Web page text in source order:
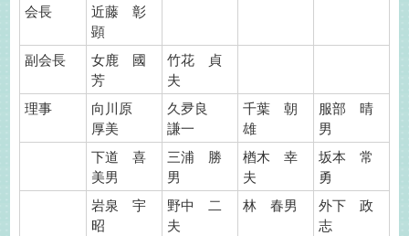
会長
近藤 彰
顕
副会長
女鹿 國
芳
竹花 貞
夫
理事
向川原
厚美
久夛良
謙一
千葉 朝
雄
服部 晴
男
下道 喜
美男
三浦 勝
男
楢木 幸
夫
坂本 常
勇
岩泉 宇
昭
野中 二
夫
林 春男
外下 政
志